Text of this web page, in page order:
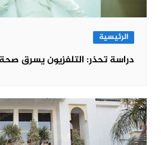
الرئيسية
دراسة تحذر: التلفزيون يسرق